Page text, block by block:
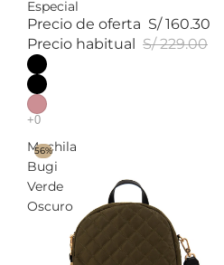
Especial
Precio de oferta S/ 160.30
Precio habitual
S/ 229.00
Mochila
Bugi
Verde
Oscuro
56%